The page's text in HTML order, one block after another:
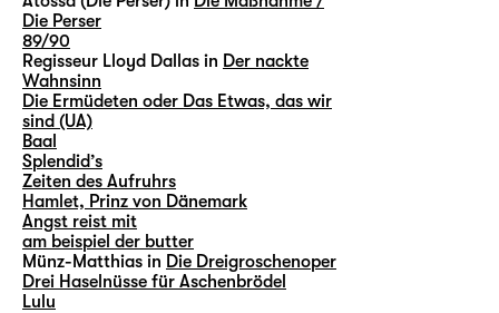
Die Perser
89/90
Regisseur Lloyd Dallas in Der nackte
Wahnsinn
Die Ermüdeten oder Das Etwas, das wir
sind (UA)
Baal
Splendid’s
Zeiten des Aufruhrs
Hamlet, Prinz von Dänemark
Angst reist mit
am beispiel der butter
Münz-Matthias in Die Dreigroschenoper
Drei Haselnüsse für Aschenbrödel
Lulu